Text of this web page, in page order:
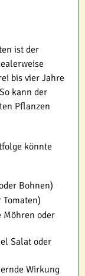
ist der
bis vier Jahre
kann der
Pflanzen
könnte
Bohnen)
Möhren oder
Salat oder
Wirkung